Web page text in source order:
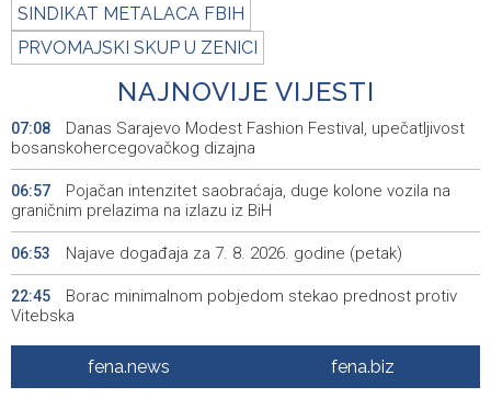
SINDIKAT METALACA FBIH
PRVOMAJSKI SKUP U ZENICI
NAJNOVIJE VIJESTI
07:08
Danas Sarajevo Modest Fashion Festival, upečatljivost
bosanskohercegovačkog dizajna
06:57
Pojačan intenzitet saobraćaja, duge kolone vozila na
graničnim prelazima na izlazu iz BiH
06:53 Najave događaja za 7. 8. 2026. godine (petak)
22:45
Borac minimalnom pobjedom stekao prednost protiv
Vitebska
Bacačice kugle Bešlija i Baručija bez plasmana u finale
juniorskog SP-a
fena.news fena.biz